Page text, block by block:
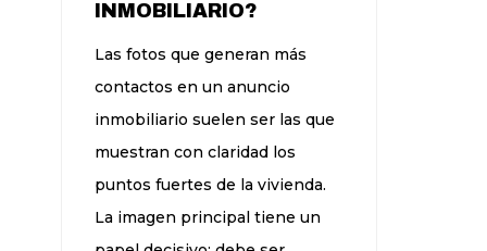
INMOBILIARIO?
Las fotos que generan más
contactos en un anuncio
inmobiliario suelen ser las que
muestran con claridad los
puntos fuertes de la vivienda.
La imagen principal tiene un